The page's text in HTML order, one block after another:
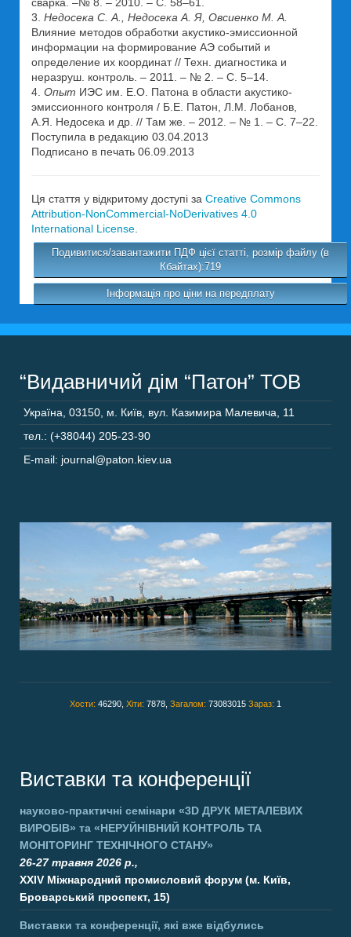
3. Недосека С. А., Недосека А. Я, Овсиенко М. А.
Влияние методов обработки акустико-эмиссионной
информации на формирование АЭ событий и
определение их координат // Техн. диагностика и
неразруш. контроль. – 2011. – № 2. – С. 5–14.
4. Опыт ИЭС им. Е.О. Патона в области акустико-
эмиссионного контроля / Б.Е. Патон, Л.М. Лобанов,
А.Я. Недосека и др. // Там же. – 2012. – № 1. – С. 7–22.
Поступила в редакцию 03.04.2013
Подписано в печать 06.09.2013
Ця стаття у відкритому доступі за Creative Commons
Attribution-NonCommercial-NoDerivatives 4.0
International License
Подивитися/завантажити ПДФ цієї статті, розмір файлу (в
Кбайтах):719
Інформація про ціни на передплату
“Видавничий дім “Патон” ТОВ
Україна 03150 м. Київ, вул. Казимира Малевича, 11
тел.: (+38044) 205-23-90
E-mail: journal@paton.kiev.ua
Хости: 46290, Хіти: 7878, Загалом: 73083015 Зараз: 1
Виставки та конференції
науково-практичні семінари «3D ДРУК МЕТАЛЕВИХ
ВИРОБІВ» та «НЕРУЙНІВНИЙ КОНТРОЛЬ ТА
МОНІТОРИНГ ТЕХНІЧНОГО СТАНУ»
26-27 травня 2026 р.,
XXIV Міжнародний промисловий форум (м. Київ,
Броварський проспект, 15)
Виставки та конференції, які вже відбулись